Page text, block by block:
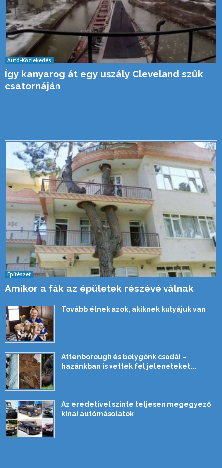
Autó-Közlekedés
Így kanyarog át egy uszály Cleveland szűk
csatornáján
Építészet
Amikor a fák az épületek részévé válnak
Tovább élnek azok, akiknek kutyájuk van
Attenborough és bolygónk csodái –
hazánkban is vettek fel jeleneteket...
Az eredetivel szinte teljesen megegyező
kínai autómásolatok